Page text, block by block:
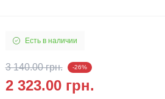
Есть в наличии
3 140.00 грн. -26%
2 323.00 грн.